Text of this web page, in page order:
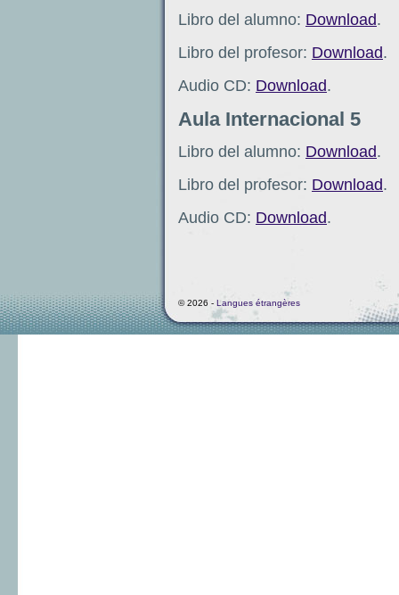
Libro del alumno: Download.
Libro del profesor: Download.
Audio CD: Download.
Aula Internacional 5
Libro del alumno: Download.
Libro del profesor: Download.
Audio CD: Download.
© 2026 - Langues étrangères